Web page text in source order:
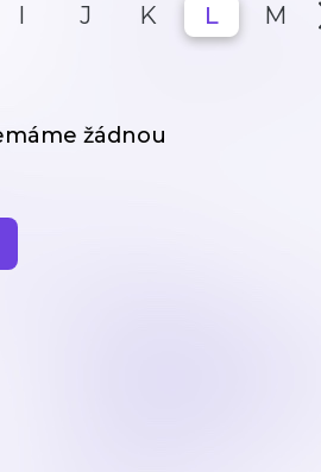
I J K L M
žádnou